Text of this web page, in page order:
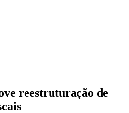
reestruturação de